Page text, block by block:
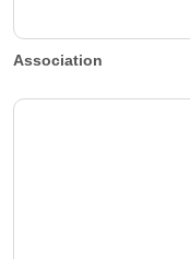
Association